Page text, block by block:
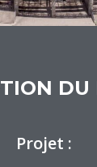
DU
Projet :